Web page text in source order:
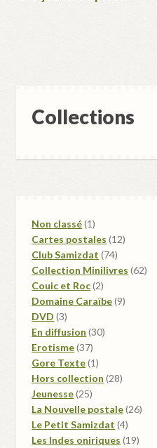
Collections
Non classé 11
produit
Cartes postales 1212
Club Samizdat 7474
produits
Collection Minilivres 6262
Couic et Roc 22
produits
Domaine Caraïbe 99
DVD 33
produits
En diffusion 3030
Erotisme 3737
produits
Gore Texte 11
produit
Hors collection 2828
Jeunesse 2525
produits
La Nouvelle postale 2626
Le Petit Samizdat 44
produits
Les Indes oniriques 1919